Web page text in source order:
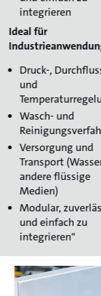
integrieren
Ideal für
Druck-,
und
Wasch- und
Versorgung und
Transport
andere flüssige
Medien)
Modular,
und einfach zu
integrieren"